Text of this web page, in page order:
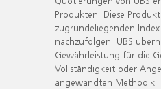
Produkten. Diese
zugrundeliegenden
nachzufolgen. UBS
Gewährleistung für die
Vollständigkeit oder
angewandten Methodik.